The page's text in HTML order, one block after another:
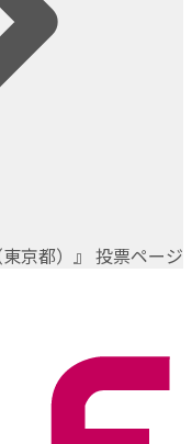
京都）』 投票ページ